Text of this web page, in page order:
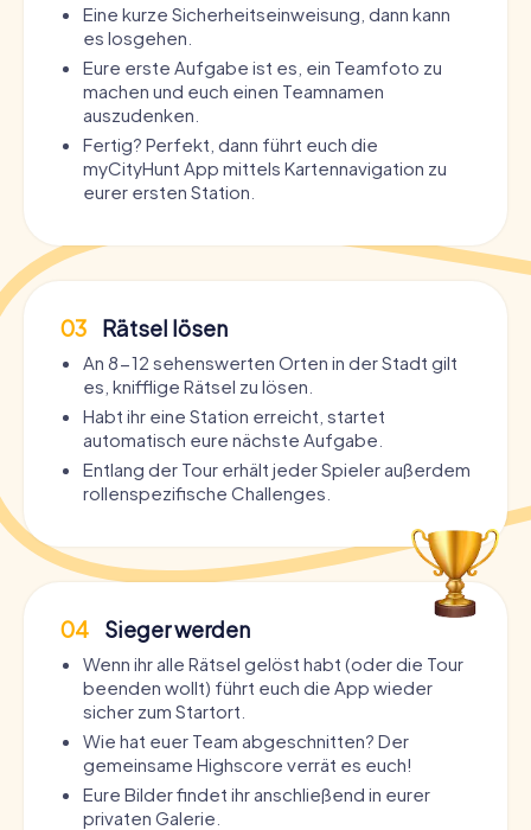
Eine kurze Sicherheitseinweisung, dann kann
es losgehen.
Eure erste Aufgabe ist es, ein Teamfoto zu
machen und euch einen Teamnamen
auszudenken.
Fertig? Perfekt, dann führt euch die
myCityHunt App mittels Kartennavigation zu
eurer ersten Station.
03 Rätsel lösen
An 8-12 sehenswerten Orten in der Stadt gilt
es, knifflige Rätsel zu lösen.
Habt ihr eine Station erreicht, startet
automatisch eure nächste Aufgabe.
Entlang der Tour erhält jeder Spieler außerdem
rollenspezifische Challenges.
04 Sieger werden
Wenn ihr alle Rätsel gelöst habt (oder die Tour
beenden wollt) führt euch die App wieder
sicher zum Startort.
Wie hat euer Team abgeschnitten? Der
gemeinsame Highscore verrät es euch!
Eure Bilder findet ihr anschließend in eurer
privaten Galerie.